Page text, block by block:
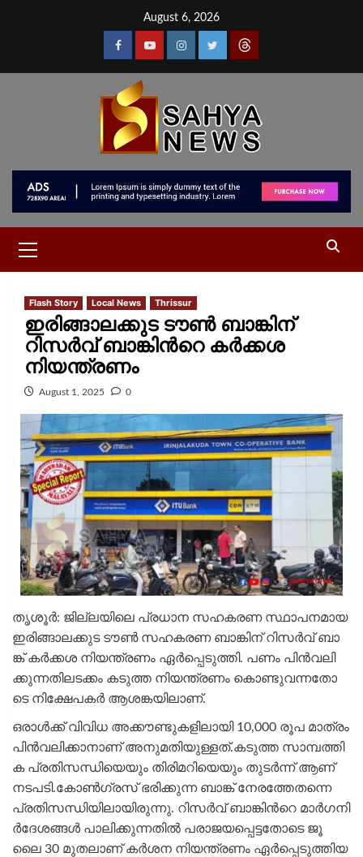
August 6, 2026
Flash Story Local News Thrissur
ഇരിങ്ങാലക്കുട ടൗൺ ബാങ്കിന്​
റിസർവ്​ ബാങ്കിന്‍റെ കർക്കശ
നിയന്ത്രണം
August 1, 2025 0
തൃ​ശൂ​ർ: ജി​ല്ല​യി​ലെ പ്ര​ധാ​ന സ​ഹ​ക​ര​ണ സ്ഥാ​പ​ന​മാ​യ
ഇ​രി​ങ്ങാ​ല​ക്കു​ട ടൗ​ൺ സ​ഹ​ക​ര​ണ ബാ​ങ്കി​ന്​ റി​സ​ർ​വ്​ ബാ​
ങ്ക്​ ക​ർ​ക്ക​ശ നി​യ​ന്ത്ര​ണം ഏ​ർ​പ്പെ​ടു​ത്തി. പ​ണം പി​ൻ​വ​ലി​
ക്കു​ന്ന​തി​ല​ട​ക്കം ക​ടു​ത്ത നി​യ​ന്ത്ര​ണം കൊ​ണ്ടു​വ​ന്ന​തോ​
ടെ നി​​ക്ഷേ​പ​ക​ർ ആ​ശ​ങ്ക​യി​ലാ​ണ്.
ഒ​രാ​ൾ​ക്ക്​ വി​വി​ധ അ​ക്കൗ​ണ്ടു​ക​ളി​ലാ​യി 10,000 രൂ​പ മാ​ത്രം
പി​ൻ​വ​ലി​ക്കാ​നാ​ണ്​ അ​നു​മ​തി​യു​ള്ള​ത്.ക​ടു​ത്ത സാ​മ്പ​ത്തി​
ക പ്ര​തി​സ​ന്ധി​യെ​യും തി​രി​മ​റി​യെ​യും തു​ട​ർ​ന്ന് ആണ്
നടപടി.കോ​ൺ​ഗ്ര​സ്​ ഭ​രി​ക്കു​ന്ന ബാ​ങ്ക്​ നേ​ര​ത്തേ​ത​ന്നെ
പ്ര​തി​സ​ന്ധി​യി​ലാ​യി​രു​ന്നു. റി​സ​ർ​വ്​ ബാ​ങ്കി​ന്‍റെ മാ​ർ​ഗ​നി​
ർ​ദേ​ശ​ങ്ങ​ൾ പാ​ലി​ക്കു​ന്ന​തി​ൽ പ​രാ​ജ​യ​പ്പെ​ട്ട​തോ​ടെ ജൂ​
ലൈ 30 മു​ത​ലാ​ണ്​ ക​ർ​ശ​ന നി​യ​ന്ത്ര​ണം ഏ​ർ​പ്പെ​ടു​ത്തി​യ​